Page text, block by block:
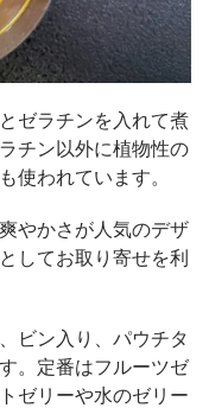
ゼラチンを入れて煮
チン以外に植物性の
使われています。
やかさが人気のデザ
してお取り寄せを利
ビン入り、パウチタ
。定番はフルーツゼ
ゼリーや水のゼリー